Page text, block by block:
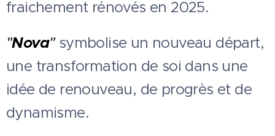
fraichement rénovés en 2025.
"Nova" symbolise un nouveau départ,
une transformation de soi dans une
idée de renouveau, de progrès et de
dynamisme.